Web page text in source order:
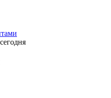
сегодня